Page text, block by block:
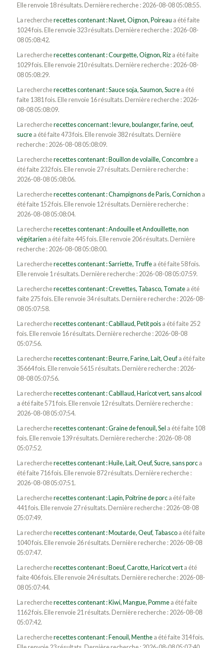
Elle renvoie 18 résultats. Dernière recherche : 2026-08-08 05:08:55.
La rechercherecettes contenant : Navet, Oignon, Poireau a été faite
1024 fois. Elle renvoie 323 résultats. Dernière recherche : 2026-08-
08 05:08:42.
La rechercherecettes contenant : Courgette, Oignon, Riza été faite
1029 fois. Elle renvoie 210 résultats. Dernière recherche : 2026-08-
08 05:08:29.
La rechercherecettes contenant : Sauce soja, Saumon, Sucrea été
faite 1381 fois. Elle renvoie 16 résultats. Dernière recherche : 2026-
08-08 05:08:09.
La rechercherecettes concernant : levure, boulanger, farine, oeuf,
sucrea été faite 473 fois. Elle renvoie 382 résultats. Dernière
recherche : 2026-08-08 05:08:09.
La rechercherecettes contenant : Bouillon de volaille, Concombrea
été faite 232 fois. Elle renvoie 27 résultats. Dernière recherche :
2026-08-08 05:08:06.
La rechercherecettes contenant : Champignons de Paris, Cornichon a
été faite 152 fois. Elle renvoie 12 résultats. Dernière recherche :
2026-08-08 05:08:04.
La rechercherecettes contenant : Andouille et Andouillette, non
végétarien a été faite 445 fois. Elle renvoie 206 résultats. Dernière
recherche : 2026-08-08 05:08:00.
La rechercherecettes contenant : Sarriette, Truffea été faite 58 fois.
Elle renvoie 1 résultats. Dernière recherche : 2026-08-08 05:07:59.
La rechercherecettes contenant : Crevettes, Tabasco, Tomatea été
faite 275 fois. Elle renvoie 34 résultats. Dernière recherche : 2026-08-
08 05:07:58.
La rechercherecettes contenant : Cabillaud, Petit poisa été faite 252
fois. Elle renvoie 16 résultats. Dernière recherche : 2026-08-08
05:07:56.
La rechercherecettes contenant : Beurre, Farine, Lait, Oeufa été faite
35664 fois. Elle renvoie 5615 résultats. Dernière recherche : 2026-
08-08 05:07:56.
La rechercherecettes contenant : Cabillaud, Haricot vert, sans alcool
a été faite 571 fois. Elle renvoie 12 résultats. Dernière recherche :
2026-08-08 05:07:54.
La rechercherecettes contenant : Graine de fenouil, Sel a été faite 108
fois. Elle renvoie 139 résultats. Dernière recherche : 2026-08-08
05:07:52.
La rechercherecettes contenant : Huile, Lait, Oeuf, Sucre, sans porca
été faite 716 fois. Elle renvoie 872 résultats. Dernière recherche :
2026-08-08 05:07:51.
La rechercherecettes contenant : Lapin, Poitrine de porca été faite
441 fois. Elle renvoie 27 résultats. Dernière recherche : 2026-08-08
05:07:49.
La rechercherecettes contenant : Moutarde, Oeuf, Tabascoa été faite
1040 fois. Elle renvoie 26 résultats. Dernière recherche : 2026-08-08
05:07:47.
La rechercherecettes contenant : Boeuf, Carotte, Haricot verta été
faite 406 fois. Elle renvoie 24 résultats. Dernière recherche : 2026-08-
08 05:07:44.
La rechercherecettes contenant : Kiwi, Mangue, Pommea été faite
1162 fois. Elle renvoie 21 résultats. Dernière recherche : 2026-08-08
05:07:42.
La rechercherecettes contenant : Fenouil, Menthea été faite 314 fois.